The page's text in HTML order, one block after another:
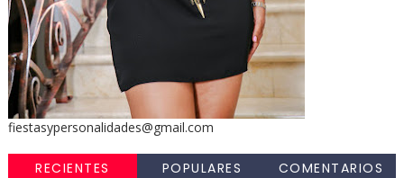
fiestasypersonalidades@gmail.com
RECIENTES POPULARES COMENTARIOS